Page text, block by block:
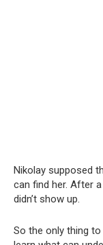
Nikolay supposed
can find her. After
didn’t show up.
So the only thing